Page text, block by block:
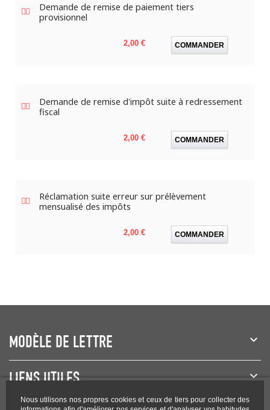
Nous utilisons nos propres cookies et ceux de tiers pour collecter des
Demande de remise de paiement tiers
provisionnel
Prix
2,00 € COMMANDER
Demande de remise d'impôt suite à redressement
fiscal
Prix
2,00 € COMMANDER
Réclamation suite erreur sur prélèvement
mensualisé des impôts
Prix
2,00 € COMMANDER
MODÈLE DE LETTRE
LIENS UTILES